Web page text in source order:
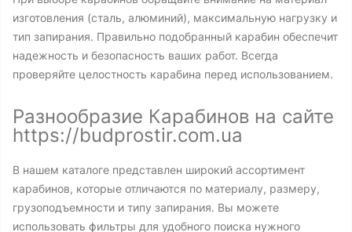
изготовления (сталь, алюминий), максимальную нагрузку и
тип запирания. Правильно подобранный карабин обеспечит
надежность и безопасность ваших работ. Всегда
проверяйте целостность карабина перед использованием.
Разнообразие Карабинов на сайте
https://budprostir.com.ua
В нашем каталоге представлен широкий ассортимент
карабинов, которые отличаются по материалу, размеру,
грузоподъемности и типу запирания. Вы можете
использовать фильтры для удобного поиска нужного